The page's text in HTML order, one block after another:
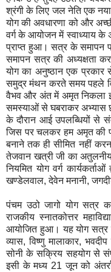
श्रंगी के लिए जल नेति एक
योग की अवधारणा को और
वर्ग के आयोजन में स्वाध्याय के
प्राप्त हुआ। सत्र के समापन पर
समापन सत्र की अध्यक्षता
योग का अनुष्ठान एक
समुद्र मंथन करते समय पहले
वैभव और अंत में अमृत निकला
समस्याओं से घबराकर अभ्यास
के दौरान आई उपलब्धियों से
जिस पर चलकर हम अमृत की
बनाने तक ही सीमित नहीं
तेजवान खत्री जी का
नियमित योग वर्ग
खण्डेलवाल, देवेन मनानी,
पंचम उठो जागो योग सत्र
राजकीय स्नातकोत्तर
आयोजित हुआ। यह योग सत्र
व्यास, विष्णु मालाकार,
सोनी के सक्रिय सहयोग से
इसी के मध्य 21 जून को